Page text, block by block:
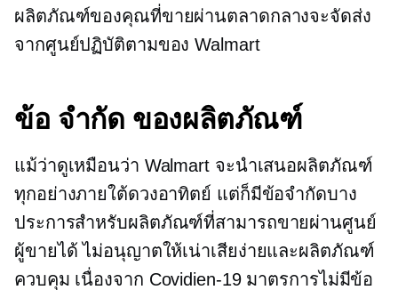
ผลิตภัณฑ์ของคุณที่ขายผ่านตลาดกลางจะจัดส่ง
จากศูนย์ปฏิบัติตามของ Walmart
ข้อ จำกัด ของผลิตภัณฑ์
แม้ว่าดูเหมือนว่า Walmart จะนำเสนอผลิตภัณฑ์
ทุกอย่างภายใต้ดวงอาทิตย์ แต่ก็มีข้อจำกัดบาง
ประการสำหรับผลิตภัณฑ์ที่สามารถขายผ่านศูนย์
ผู้ขายได้ ไม่อนุญาตให้เน่าเสียง่ายและผลิตภัณฑ์
ควบคุม เนื่องจาก Covidien-19มาตรการไม่มีข้อ